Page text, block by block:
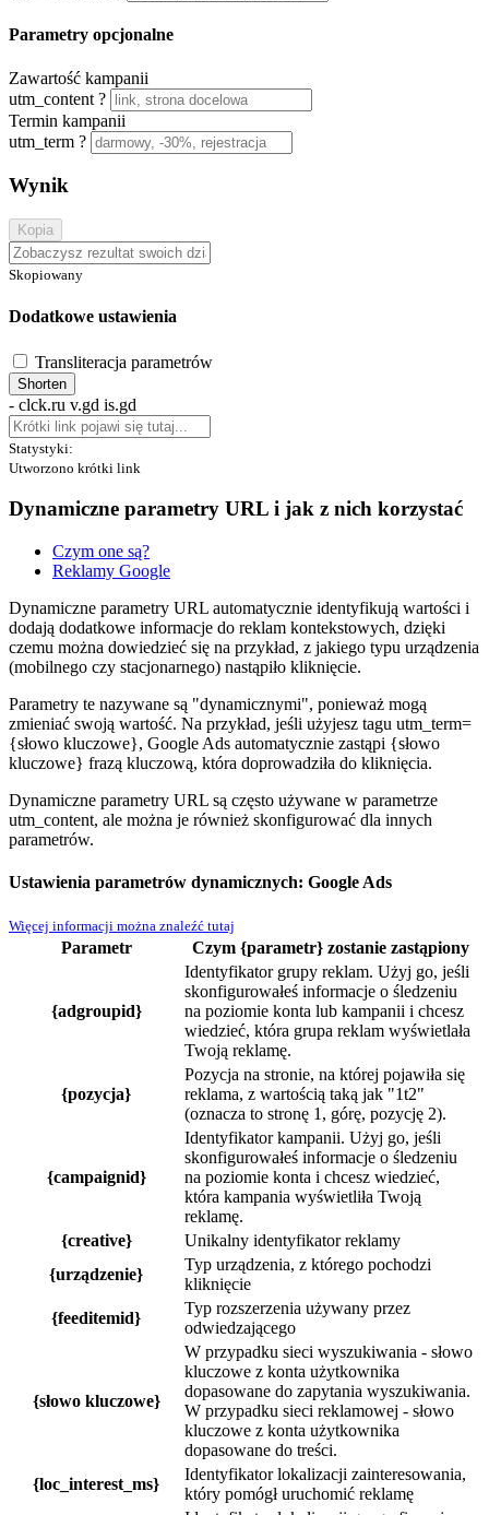
Parametry opcjonalne
Zawartość kampanii
utm_content ?
Termin kampanii
utm_term ?
Wynik
Kopia
Skopiowany
Dodatkowe ustawienia
Transliteracja parametrów
Shorten
- clck.ru v.gd is.gd
Statystyki:
Utworzono krótki link
Dynamiczne parametry URL i jak z nich korzystać
Czym one są?
Reklamy Google
Dynamiczne parametry URL automatycznie identyfikują wartości i
dodają dodatkowe informacje do reklam kontekstowych, dzięki
czemu można dowiedzieć się na przykład, z jakiego typu urządzenia
(mobilnego czy stacjonarnego) nastąpiło kliknięcie.
Parametry te nazywane są "dynamicznymi", ponieważ mogą
zmieniać swoją wartość. Na przykład, jeśli użyjesz tagu utm_term=
{słowo kluczowe}, Google Ads automatycznie zastąpi {słowo
kluczowe} frazą kluczową, która doprowadziła do kliknięcia.
Dynamiczne parametry URL są często używane w parametrze
utm_content, ale można je również skonfigurować dla innych
parametrów.
Ustawienia parametrów dynamicznych: Google Ads
Więcej informacji można znaleźć tutaj
Parametr Czym {parametr} zostanie zastąpiony
{adgroupid}
Identyfikator grupy reklam. Użyj go, jeśli
skonfigurowałeś informacje o śledzeniu
na poziomie konta lub kampanii i chcesz
wiedzieć, która grupa reklam wyświetlała
Twoją reklamę.
{pozycja}
Pozycja na stronie, na której pojawiła się
reklama, z wartością taką jak "1t2"
(oznacza to stronę 1, górę, pozycję 2).
{campaignid}
Identyfikator kampanii. Użyj go, jeśli
skonfigurowałeś informacje o śledzeniu
na poziomie konta i chcesz wiedzieć,
która kampania wyświetliła Twoją
reklamę.
{creative}
Unikalny identyfikator reklamy
{urządzenie}
Typ urządzenia, z którego pochodzi
kliknięcie
{feeditemid}
Typ rozszerzenia używany przez
odwiedzającego
{słowo kluczowe}
W przypadku sieci wyszukiwania - słowo
kluczowe z konta użytkownika
dopasowane do zapytania wyszukiwania.
W przypadku sieci reklamowej - słowo
kluczowe z konta użytkownika
dopasowane do treści.
{loc_interest_ms}
Identyfikator lokalizacji zainteresowania,
który pomógł uruchomić reklamę